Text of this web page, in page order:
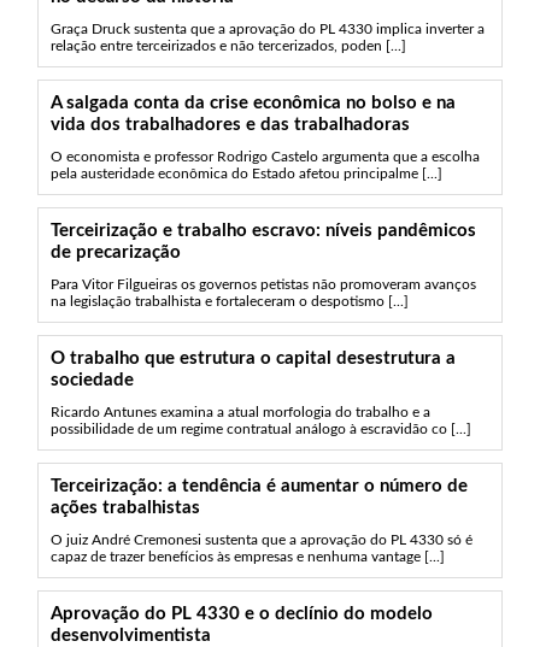
Graça Druck sustenta que a aprovação do PL 4330 implica inverter a
relação entre terceirizados e não tercerizados, poden [...]
A salgada conta da crise econômica no bolso e na
vida dos trabalhadores e das trabalhadoras
O economista e professor Rodrigo Castelo argumenta que a escolha
pela austeridade econômica do Estado afetou principalme [...]
Terceirização e trabalho escravo: níveis pandêmicos
de precarização
Para Vitor Filgueiras os governos petistas não promoveram avanços
na legislação trabalhista e fortaleceram o despotismo [...]
O trabalho que estrutura o capital desestrutura a
sociedade
Ricardo Antunes examina a atual morfologia do trabalho e a
possibilidade de um regime contratual análogo à escravidão co [...]
Terceirização: a tendência é aumentar o número de
ações trabalhistas
O juiz André Cremonesi sustenta que a aprovação do PL 4330 só é
capaz de trazer benefícios às empresas e nenhuma vantage [...]
Aprovação do PL 4330 e o declínio do modelo
desenvolvimentista